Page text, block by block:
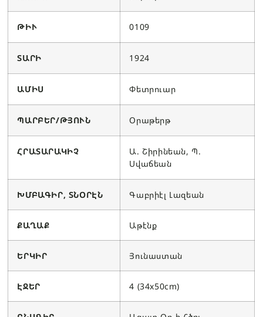
ԹԻՒ 0109
ՏԱՐԻ 1924
ԱՄԻՍ Փետրուար
ՊԱՐԲԵՐ/ԹՅՈՒՆ Օրաթերթ
ՀՐԱՏԱՐԱԿԻՉ
Ա. Շիրինեան, Պ.
Սվաճեան
ԽՄԲԱԳԻՐ, ՏՆՕՐԷՆ Գաբրիէլ Լազեան
ՔԱՂԱՔ Աթէնք
ԵՐԿԻՐ Յունաստան
ԷՋԵՐ 4 (34x50cm)